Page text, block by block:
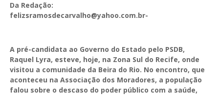
Da Redação:
felizsramosdecarvalho@yahoo.com.br-
A pré-candidata ao Governo do Estado pelo PSDB,
Raquel Lyra, esteve, hoje, na Zona Sul do Recife, onde
visitou a comunidade da Beira do Rio. No encontro, que
aconteceu na Associação dos Moradores, a população
falou sobre o descaso do poder público com a saúde,